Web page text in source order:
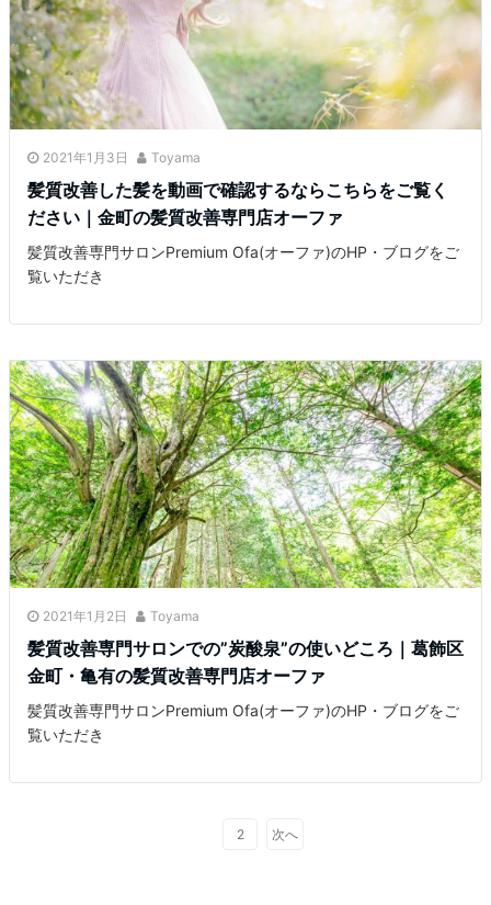
2021年1月3日 Toyama
髪質改善した髪を動画で確認するならこちらをご覧く
ださい｜金町の髪質改善専門店オーファ
髪質改善専門サロンPremium Ofa(オーファ)のHP・ブログをご
覧いただき
2021年1月2日 Toyama
髪質改善専門サロンでの”炭酸泉”の使いどころ｜葛飾区
金町・亀有の髪質改善専門店オーファ
髪質改善専門サロンPremium Ofa(オーファ)のHP・ブログをご
覧いただき
2 次へ